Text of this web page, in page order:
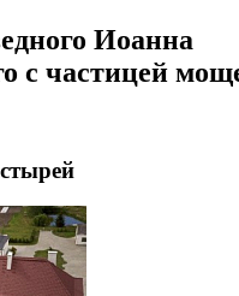
Иоанна
с частицей